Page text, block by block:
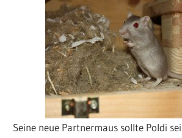
Seine neue Partnermaus sollte Poldi